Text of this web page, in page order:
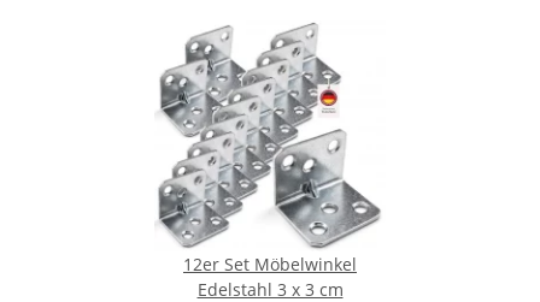
12er Set Möbelwinkel
Edelstahl 3 x 3 cm